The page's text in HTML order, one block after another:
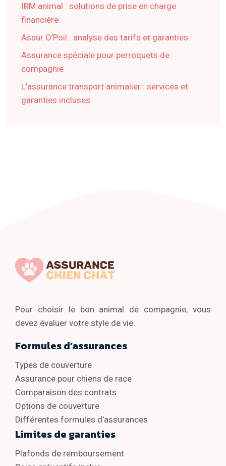
IRM animal : solutions de prise en charge
financière
Assur O’Poil : analyse des tarifs et garanties
Assurance spéciale pour perroquets de
compagnie
L’assurance transport animalier : services et
garanties incluses
Pour choisir le bon animal de compagnie, vous
devez évaluer votre style de vie.
Formules d’assurances
Types de couverture
Assurance pour chiens de race
Comparaison des contrats
Options de couverture
Différentes formules d’assurances
Limites de garanties
Plafonds de remboursement